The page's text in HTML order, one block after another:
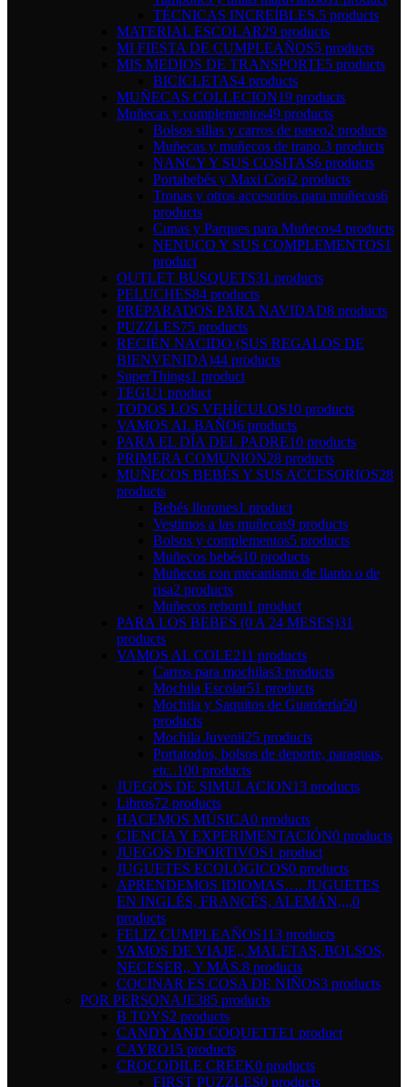
TÉCNICAS INCREÍBLES.5 products
MATERIAL ESCOLAR29 products
MI FIESTA DE CUMPLEAÑOS5 products
MIS MEDIOS DE TRANSPORTE5 products
BICICLETAS4 products
MUÑECAS COLLECION19 products
Muñecas y complementos49 products
Bolsos sillas y carros de paseo2 products
Muñecas y muñecos de trapo.3 products
NANCY Y SUS COSITAS6 products
Portabebés y Maxi Cosi2 products
Tronas y otros accesorios para muñecos6
products
Cunas y Parques para Muñecos4 products
NENUCO Y SUS COMPLEMENTOS1
product
OUTLET BUSQUETS31 products
PELUCHES84 products
PREPARADOS PARA NAVIDAD8 products
PUZZLES75 products
RECIÉN NACIDO (SUS REGALOS DE
BIENVENIDA)44 products
SuperThings1 product
TEGU1 product
TODOS LOS VEHÍCULOS10 products
VAMOS AL BAÑO6 products
PARA EL DÍA DEL PADRE10 products
PRIMERA COMUNION28 products
MUÑECOS BEBÉS Y SUS ACCESORIOS28
products
Bebés llorones1 product
Vestimos a las muñecas9 products
Bolsos y complementos5 products
Muñecos bebés10 products
Muñecos con mecanismo de llanto o de
risa2 products
Muñecos reborn1 product
PARA LOS BEBES (0 A 24 MESES)31
products
VAMOS AL COLE211 products
Carros para mochilas3 products
Mochila Escolar51 products
Mochila y Saquitos de Guardería50
products
Mochila Juvenil25 products
Portatodos, bolsos de deporte, paraguas,
etc..100 products
JUEGOS DE SIMULACION13 products
Libros72 products
HACEMOS MÚSICA0 products
CIENCIA Y EXPERIMENTACIÓN0 products
JUEGOS DEPORTIVOS1 product
JUGUETES ECOLÓGICOS0 products
APRENDEMOS IDIOMAS…. JUGUETES
EN INGLÉS, FRANCÉS, ALEMÁN,,,,0
products
FELIZ CUMPLEAÑOS113 products
VAMOS DE VIAJE,, MALETAS, BOLSOS,
NECESER,, Y MÁS.8 products
COCINAR ES COSA DE NIÑOS3 products
POR PERSONAJE385 products
B TOYS2 products
CANDY AND COQUETTE1 product
CAYRO15 products
CROCODILE CREEK0 products
FIRST PUZZLES0 products